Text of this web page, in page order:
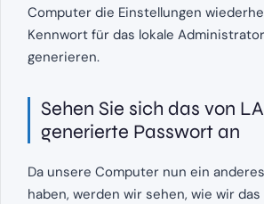
Computer die Einstellungen
Kennwort für das lokale
generieren.
Sehen Sie sich das von
generierte Passwort an
Da unsere Computer nun ein
haben, werden wir sehen, wie wir